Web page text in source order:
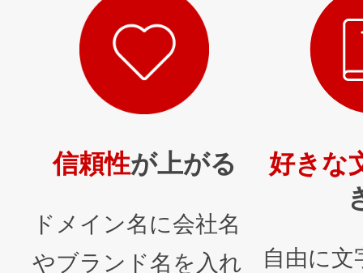
信頼性が上がる
ドメイン名に会社名
やブランド名を入れ
好きな
自由に文